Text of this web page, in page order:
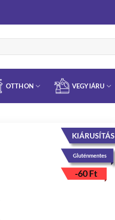
OTTHON VEGYIÁRU
KIÁRUSÍTÁS
Gluténmentes
-60Ft